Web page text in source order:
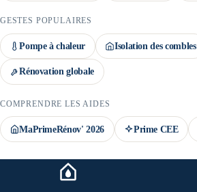
GESTES POPULAIRES
Pompe à chaleur Isolation des combles
Rénovation globale
COMPRENDRE LES AIDES
MaPrimeRénov' 2026 Prime CEE